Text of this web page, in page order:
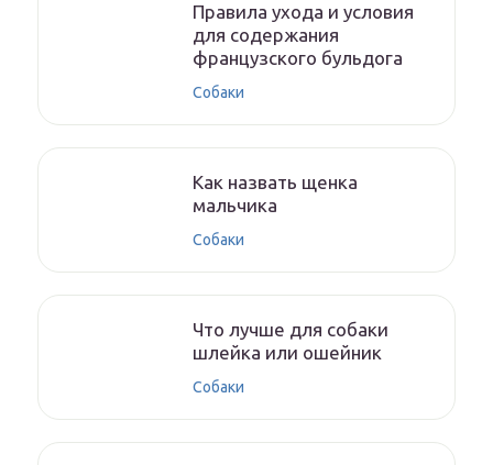
Правила ухода и условия
для содержания
французского бульдога
Собаки
Как назвать щенка
мальчика
Собаки
Что лучше для собаки
шлейка или ошейник
Собаки